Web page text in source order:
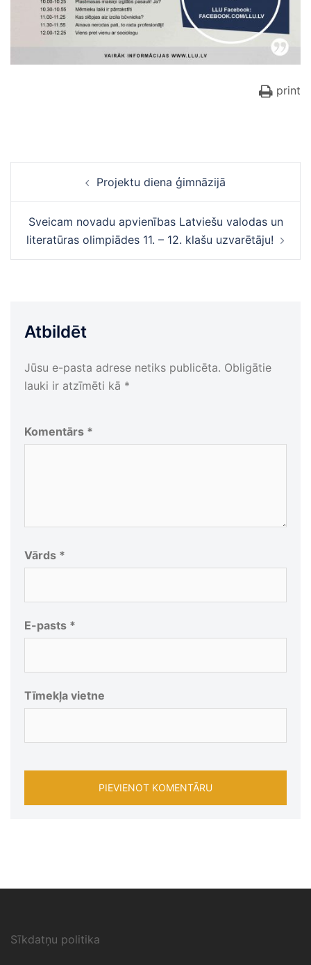
print
navigācija Projektu diena ģimnāzijā
Sveicam novadu apvienības Latviešu valodas un
literatūras olimpiādes 11. – 12. klašu uzvarētāju!
Atbildēt
Jūsu e-pasta adrese netiks publicēta. Obligātie
lauki ir atzīmēti kā *
Komentārs *
Vārds *
E-pasts *
Tīmekļa vietne
Sīkdatņu politika